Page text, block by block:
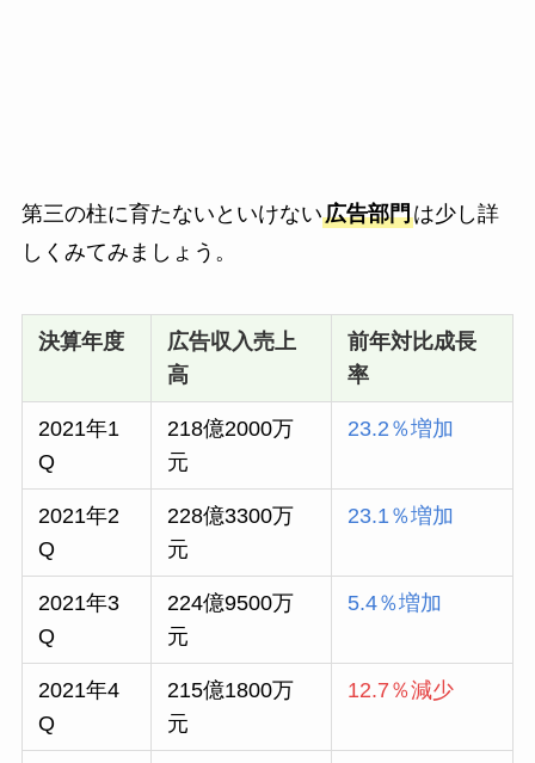
第三の柱に育たないといけない広告部門は少し詳
しくみてみましょう。
決算年度
広告収入売上
高
前年対比成長
率
2021年1
Q
218億2000万
元
23.2％増加
2021年2
Q
228億3300万
元
23.1％増加
2021年3
Q
224億9500万
元
5.4％増加
2021年4
Q
215億1800万
元
12.7％減少